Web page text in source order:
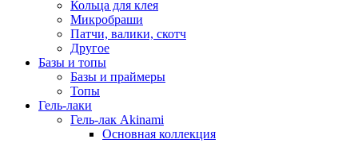
Кольца для клея
Микробраши
Патчи, валики, скотч
Другое
Базы и топы
Базы и праймеры
Топы
Гель-лаки
Гель-лак Akinami
Основная коллекция